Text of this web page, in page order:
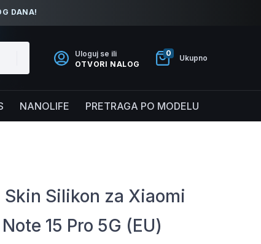
DANA!
Uloguj se ili
OTVORI NALOG
0
Ukupno
NANOLIFE PRETRAGA PO MODELU
Skin Silikon za Xiaomi
15 Pro 5G (EU)